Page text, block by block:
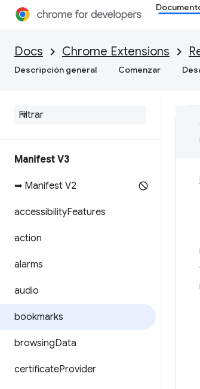
Docs Chrome Extensions
Descripción general Comenzar
Manifest V3
➡ Manifest V2
accessibilityFeatures
action
alarms
audio
bookmarks
browsingData
certificateProvider